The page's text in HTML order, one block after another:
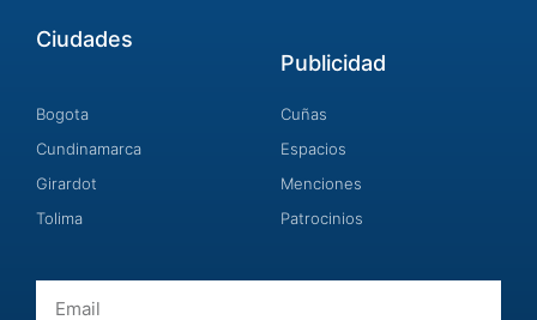
Ciudades
Bogota
Cundinamarca
Girardot
Tolima
Publicidad
Cuñas
Espacios
Menciones
Patrocinios